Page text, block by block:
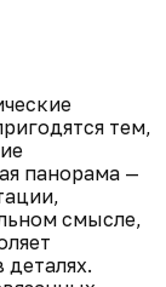
тем,
панорама —
смысле,